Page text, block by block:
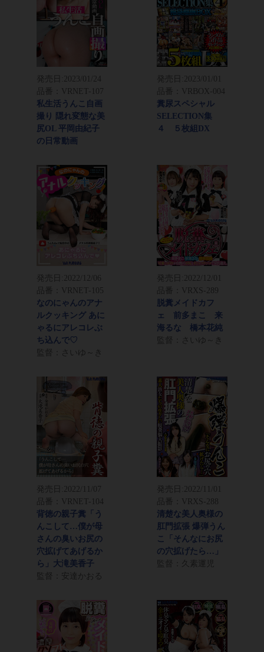
発売日: 2023/01/24
品番：VRNET-107
私生活うんこ自画
撮り 隠れ変態な美
尻OL 平岡由紀子
の日常動画
発売日: 2023/01/01
品番：VRBOX-004
糞尿スペシャル
SELECTION集
４ ５枚組DX
発売日:
2022/12/06
品番：VRNET-105
なのにゃんのアナ
ルクッキング あに
ゃるにアレコレぶ
ち込んで♡
監督：さいゆ～き
発売日:
2022/12/01
品番：VRXS-289
脱糞メイドカフ
ェ 前多まこ 来
海るな 橋本花純
監督：さいゆ～き
発売日: 2022/11/07
品番：VRNET-104
背徳の親子糞「う
んこして…僕が母
さんの臭いお尻の
穴拡げてあげるか
ら」大滝美香子
監督：安達かおる
発売日: 2022/11/01
品番：VRXS-288
清楚な美人奥様の
肛門拡張 爆弾うん
こ「そんなにお尻
の穴拡げたら…」
監督：久素運児